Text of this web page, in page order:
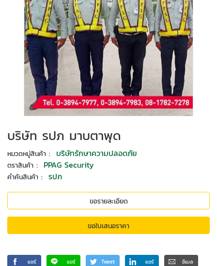
บริษัท รปภ มาบตาพุด
หมวดหมู่สินค้า : บริษัทรักษาความปลอดภัย
ตราสินค้า : PPAG Security
คำค้นสินค้า : รปภ
ขอรายละเอียด
ขอใบเสนอราคา
แชร์ แชร์ Tweet แชร์ อีเมล